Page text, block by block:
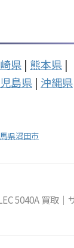
県 | 熊本県 |
島県 | 沖縄県
県沼田市
5040A 買取｜